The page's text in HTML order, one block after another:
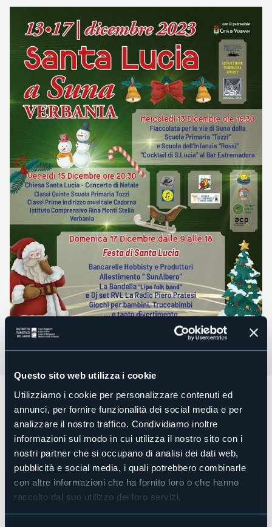
Questo sito web utilizza i cookie
Utilizziamo i cookie per personalizzare contenuti ed
annunci, per fornire funzionalità dei social media e per
analizzare il nostro traffico. Condividiamo inoltre
informazioni sul modo in cui utilizza il nostro sito con i
nostri partner che si occupano di analisi dei dati web,
pubblicità e social media, i quali potrebbero combinarle
con altre informazioni che ha fornito loro o che hanno
raccolto dal suo utilizzo dei loro servizi.
Mercoledì 13 dicembre alle ore 16.30 per le vie di Suna
frazione di Verbania (VB)
Celebrazioni per la festa Patronale di Santa Lucia.
Inoltre ci sarà il "Cocktail di Santa Lucia" al Bar Estremadura.